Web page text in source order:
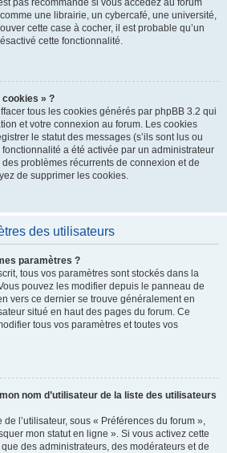
pas recommandé si vous accédez au forum
une librairie, un cybercafé, une université,
cette case à cocher, il est probable qu’un
cette fonctionnalité.
» ?
tous les cookies générés par phpBB 3.2 qui
et votre connexion au forum. Les cookies
le statut des messages (s’ils sont lus ou
a été activée par un administrateur
problèmes récurrents de connexion et de
de supprimer les cookies.
des utilisateurs
paramètres ?
tous vos paramètres sont stockés dans la
pouvez les modifier depuis le panneau de
vers ce dernier se trouve généralement en
situé en haut des pages du forum. Ce
tous vos paramètres et toutes vos
nom d’utilisateur de la liste des utilisateurs
l’utilisateur, sous « Préférences du forum »,
mon statut en ligne ». Si vous activez cette
des administrateurs, des modérateurs et de